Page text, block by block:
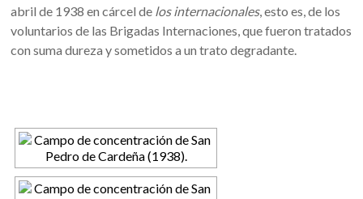
abril de 1938 en cárcel de los internacionales, esto es, de los
voluntarios de las Brigadas Internaciones, que fueron tratados
con suma dureza y sometidos a un trato degradante.